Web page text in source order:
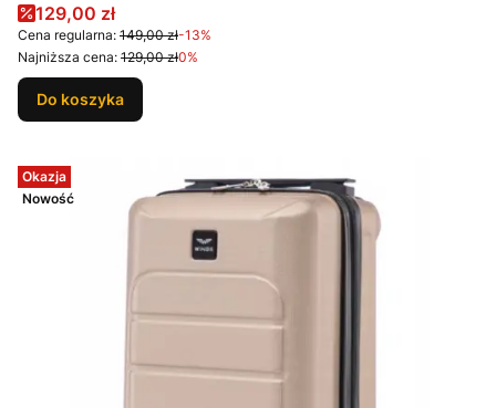
Cena promocyjna
129,00 zł
Cena regularna: 149,00 zł-13%
Najniższa cena: 129,00 zł0%
Do koszyka
Okazja
Nowość